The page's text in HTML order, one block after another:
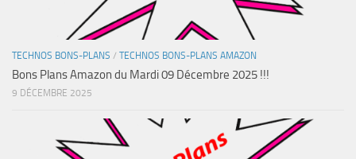
TECHNOS BONS-PLANS / TECHNOS BONS-PLANS AMAZON
Bons Plans Amazon du Mardi 09 Décembre 2025 !!!
9 DÉCEMBRE 2025